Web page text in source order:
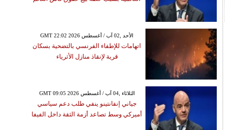
GMT 22:02 2026 الأحد ,02 آب / أغسطس
اتهامات للإطفاء الفرنسي بالتضحية بسكان
قرية لإنقاذ منازل الأثرياء
GMT 09:05 2026 الثلاثاء ,04 آب / أغسطس
جياني إنفانتينو ينفي طلب دعم سياسي
أميركي وسط تصاعد أزمة الثقة داخل الفيفا